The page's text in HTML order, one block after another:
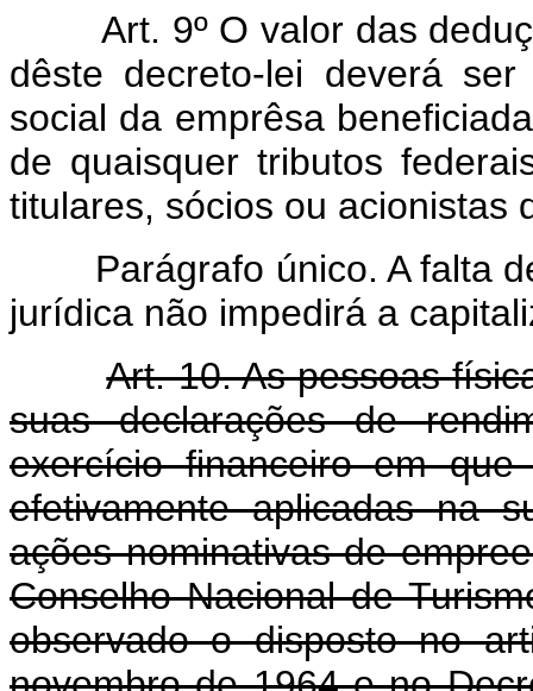
Art. 9º O valor das
dêste decreto-lei deverá
social da emprêsa
de quaisquer tributos
titulares, sócios ou acionistas
Parágrafo único. A falta de
jurídica não impedirá a
Art. 10. As pessoas
suas declarações de
exercício financeiro em
efetivamente aplicadas na
ações nominativas de
Conselho Nacional de
observado o disposto no